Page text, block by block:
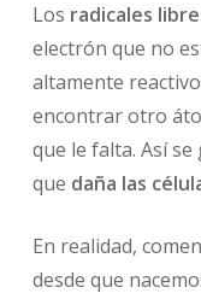
Los radicales
electrón que no
altamente
encontrar otro
que le falta. Así
que daña las
En realidad,
desde que